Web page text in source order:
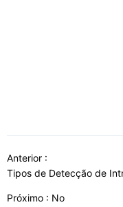
Anterior :
Tipos de Detecção de
Próximo : No